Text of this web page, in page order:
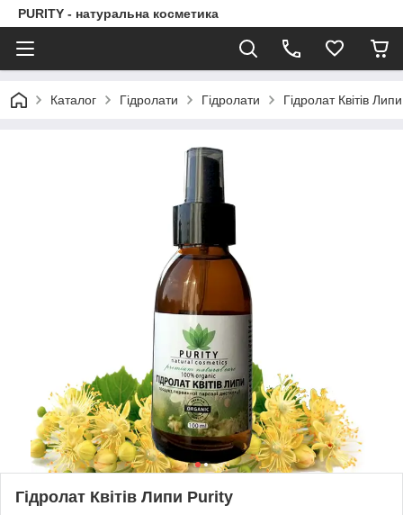
PURITY - натуральна косметика
Каталог Гідролати Гідролати Гідролат Квітів
Гідролат Квітів Липи Purity